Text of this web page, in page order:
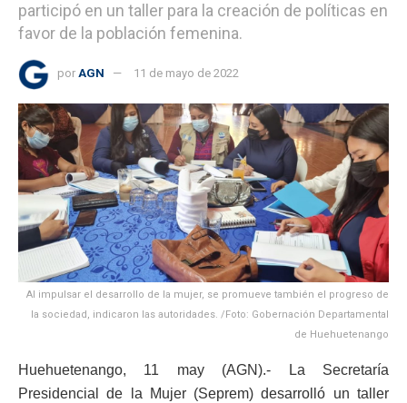
participó en un taller para la creación de políticas en
favor de la población femenina.
por AGN 11 de mayo de 2022
Al impulsar el desarrollo de la mujer, se promueve también el progreso de
la sociedad, indicaron las autoridades. /Foto: Gobernación Departamental
de Huehuetenango
Huehuetenango, 11 may (AGN).- La Secretaría
Presidencial de la Mujer (Seprem) desarrolló un taller